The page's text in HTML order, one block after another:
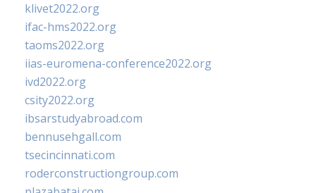
klivet2022.org
ifac-hms2022.org
taoms2022.org
iias-euromena-conference2022.org
ivd2022.org
csity2022.org
ibsarstudyabroad.com
bennusehgall.com
tsecincinnati.com
roderconstructiongroup.com